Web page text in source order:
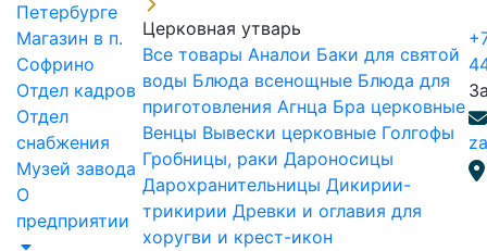
Петербурге
Магазин в п.
Софрино
Отдел кадров
Отдел
снабжения
Музей завода
О
предприятии
Церковная утварь
Все товары Аналои Баки для святой
воды Блюда всенощные Блюда для
приготовления Агнца Бра церковные
Венцы Вывески церковные Голгофы
Гробницы, раки Дароносицы
Дарохранительницы Дикирии-
трикирии Древки и оглавия для
хоругви и крест-икон